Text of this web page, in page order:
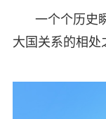
一个个历史
大国关系的相处